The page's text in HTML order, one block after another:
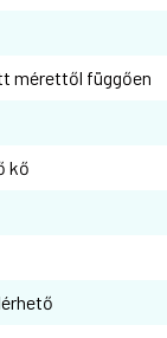
mérettől függően
kő